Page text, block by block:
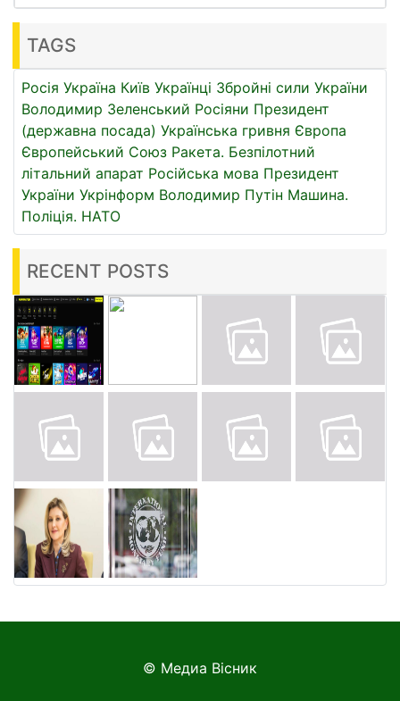
TAGS
Росія Україна Київ Українці Збройні сили України
Володимир Зеленський Росіяни Президент
(державна посада) Українська гривня Європа
Європейський Союз Ракета. Безпілотний
літальний апарат Російська мова Президент
України Укрінформ Володимир Путін Машина.
Поліція. НАТО
RECENT POSTS
© Медиа Вісник